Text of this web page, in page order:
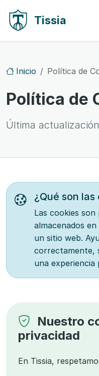
Tissia
Inicio Política de
Política de
Última
¿Qué son las
Las cookies
almacenados
un sitio web.
correctamente,
una experiencia
Nuestro
privacidad
En Tissia,